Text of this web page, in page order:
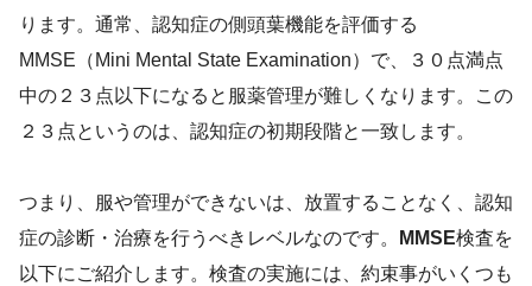
ります。通常、認知症の側頭葉機能を評価する
MMSE（Mini Mental State Examination）で、３０点満点
中の２３点以下になると服薬管理が難しくなります。この
２３点というのは、認知症の初期段階と一致します。
つまり、服や管理ができないは、放置することなく、認知
症の診断・治療を行うべきレベルなのです。
MMSE検査を
以下にご紹介します。検査の実施には、約束事がいくつも